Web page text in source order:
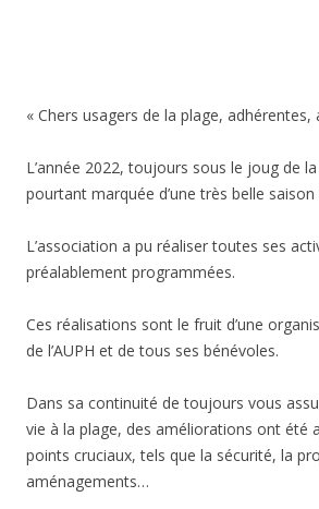
« Chers usagers de la plage, adhérentes,
L’année 2022, toujours sous le joug de
pourtant marquée d’une très belle saison
L’association a pu réaliser toutes ses
préalablement programmées.
Ces réalisations sont le fruit d’une
de l’AUPH et de tous ses bénévoles.
Dans sa continuité de toujours vous
vie à la plage, des améliorations ont été
points cruciaux, tels que la sécurité, la
aménagements…